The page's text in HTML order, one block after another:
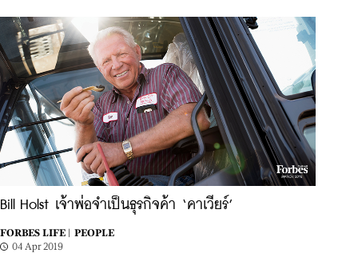
Bill Holst เจ้าพ่อจำเป็นธุรกิจค้า ‘คาเวียร์’
FORBES LIFE |
PEOPLE
04 Apr 2019